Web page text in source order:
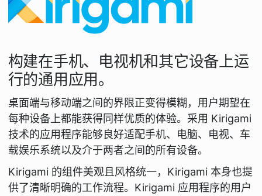
构建在手机、电视机和其它设备上运
行的通用应用。
桌面端与移动端之间的界限正变得模糊，用户期望在
每种设备上都能获得同样优质的体验。采用 Kirigami
技术的应用程序能够良好适配手机、电脑、电视、车
载娱乐系统以及介于两者之间的所有设备。
Kirigami 的组件美观且风格统一，Kirigami 本身也提
供了清晰明确的工作流程。Kirigami 应用程序的用户